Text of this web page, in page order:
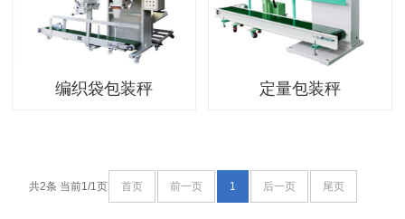
编织袋包装秤 定量包装秤
共2条 当前1/1页 首页 前一页 1 后一页 尾页